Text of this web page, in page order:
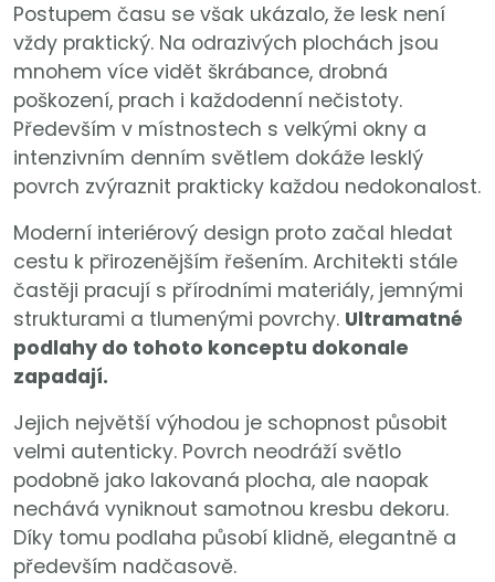
Postupem času se však ukázalo, že lesk není
vždy praktický. Na odrazivých plochách jsou
mnohem více vidět škrábance, drobná
poškození, prach i každodenní nečistoty.
Především v místnostech s velkými okny a
intenzivním denním světlem dokáže lesklý
povrch zvýraznit prakticky každou nedokonalost.
Moderní interiérový design proto začal hledat
cestu k přirozenějším řešením. Architekti stále
častěji pracují s přírodními materiály, jemnými
strukturami a tlumenými povrchy. Ultramatné
podlahy do tohoto konceptu dokonale
zapadají.
Jejich největší výhodou je schopnost působit
velmi autenticky. Povrch neodráží světlo
podobně jako lakovaná plocha, ale naopak
nechává vyniknout samotnou kresbu dekoru.
Díky tomu podlaha působí klidně, elegantně a
především nadčasově.